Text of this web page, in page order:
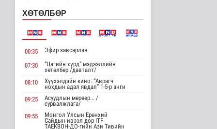
нийлүүлэлтийг хоёр да..
Нийгэм
Улаанбаатарт өдөртөө
26 хэм дулаан
Байгаль орчин
11 цаг 47 минутын өмнө
дуулал
ХӨТӨЛБӨР
00:35 Эфир завсарлав
07:30
“Цагийн хүрд” мэдээллийн
хөтөлбөр /давталт/
08:10
Хүүхэлдэйн кино: “Аврагч
нохдын адал явдал” 1-5-р анги
09:25
Асуудлын мөрөөр... /
сурвалжлага/
09:55
Монгол Улсын Ерөнхий
Сайдын ивээл дор ITF
ТАЕКВОН-ДО-гийн Ази Тивийн